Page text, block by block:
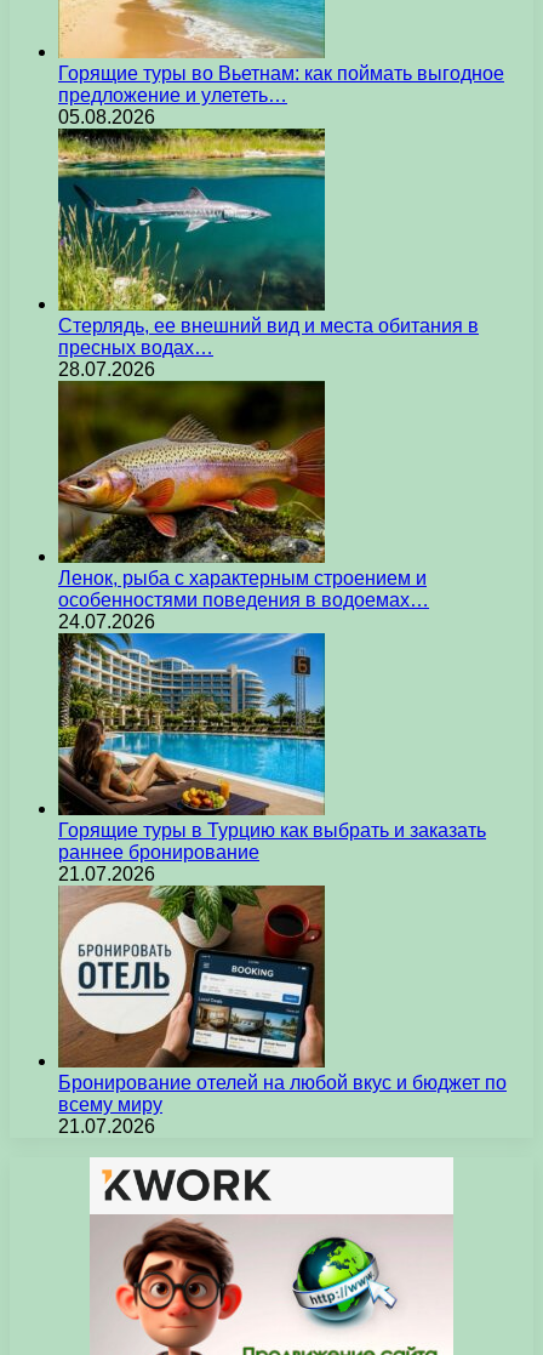
Горящие туры во Вьетнам: как поймать выгодное
предложение и улететь…
05.08.2026
Стерлядь, ее внешний вид и места обитания в
пресных водах…
28.07.2026
Ленок, рыба с характерным строением и
особенностями поведения в водоемах…
24.07.2026
Горящие туры в Турцию как выбрать и заказать
раннее бронирование
21.07.2026
Бронирование отелей на любой вкус и бюджет по
всему миру
21.07.2026